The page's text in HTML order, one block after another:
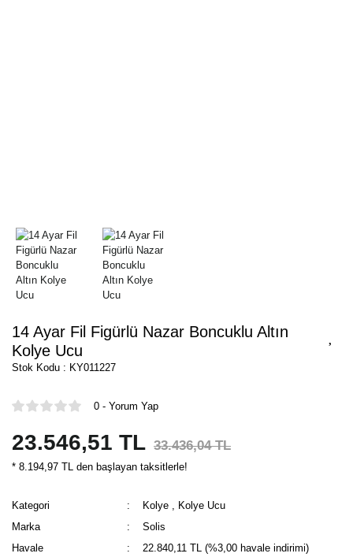
14 Ayar Fil Figürlü Nazar Boncuklu Altın
Kolye Ucu
Stok Kodu : KY011227
0 - Yorum Yap
23.546,51 TL 33.436,04 TL
* 8.194,97 TL den başlayan taksitlerle!
Kategori Kolye
Kolye Ucu
Marka
Solis
Havale
22.840,11 TL (%3,00 havale indirimi)